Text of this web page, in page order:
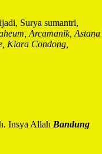
Surya sumantri,
Arcamanik, Astana
Kiara Condong,
Insya Allah Bandung